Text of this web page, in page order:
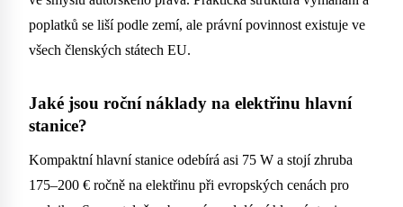
poplatků se liší podle zemí, ale právní povinnost existuje ve
všech členských státech EU.
Jaké jsou roční náklady na elektřinu hlavní
stanice?
Kompaktní hlavní stanice odebírá asi 75 W a stojí zhruba
175–200 € ročně na elektřinu při evropských cenách pro